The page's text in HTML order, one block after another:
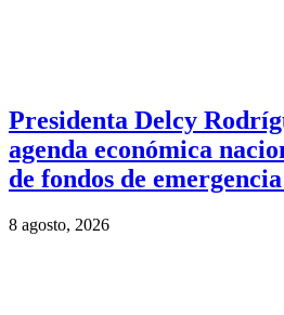
Presidenta Delcy
agenda económica
de fondos de
8 agosto, 2026